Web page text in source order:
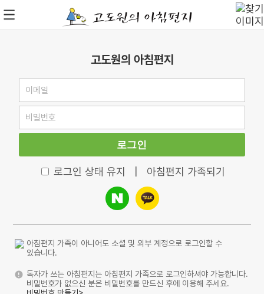
고도원의 아침편지
로그인
로그인 상태 유지 아침편지 가족되기
아침편지 가족이 아니어도 소셜 및 외부 계정으로 로그인할 수
있습니다.
독자가 쓰는 아침편지는 아침편지 가족으로 로그인하셔야 가능합니다.
비밀번호가 없으신 분은 비밀번호를 만드신 후에 이용해 주세요.